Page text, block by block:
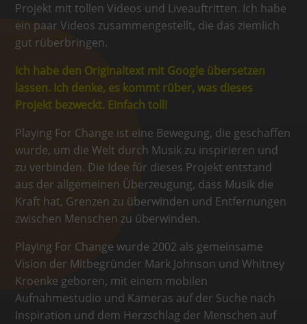
Projekt mit tollen Videos und Liveauftritten. Ich habe
ein paar Videos zusammengestellt, die das ziemlich
gut rüberbringen.
Ich habe den Originaltext mit Google übersetzen
lassen. Ich denke, es kommt rüber, was dieses
Projekt bezweckt. Einfach toll!
Playing For Change ist eine Bewegung, die geschaffen
wurde, um die Welt durch Musik zu inspirieren und
zu verbinden. Die Idee für dieses Projekt entstand
aus der allgemeinen Überzeugung, dass Musik die
Kraft hat, Grenzen zu überwinden und Entfernungen
zwischen Menschen zu überwinden.
Playing For Change wurde 2002 als gemeinsame
Vision der Mitbegründer Mark Johnson und Whitney
Kroenke geboren, mit einem mobilen
Aufnahmestudio und Kameras auf der Suche nach
Inspiration und dem Herzschlag der Menschen auf